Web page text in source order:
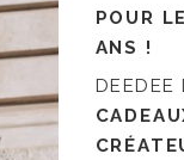
POUR
ANS !
DEEDEE